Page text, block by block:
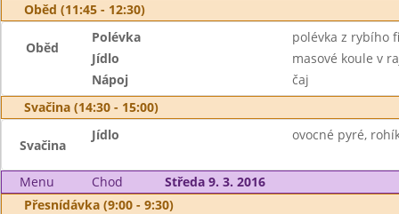
Oběd (11:45 - 12:30)
Oběd
Polévka
polévka z rybího
Jídlo
masové koule v
Nápoj
čaj
Svačina (14:30 - 15:00)
Svačina
Jídlo ovocné pyré,
Menu Chod
Středa 9. 3. 2016
Přesnídávka (9:00 - 9:30)